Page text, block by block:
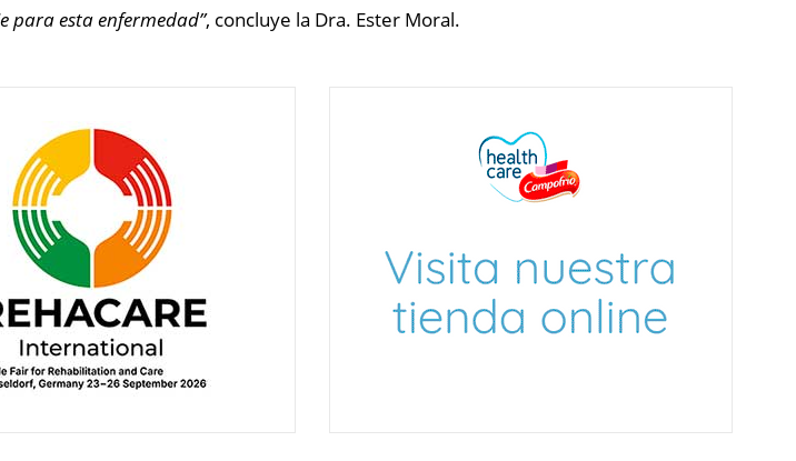
para esta enfermedad”, concluye la Dra. Ester Moral.